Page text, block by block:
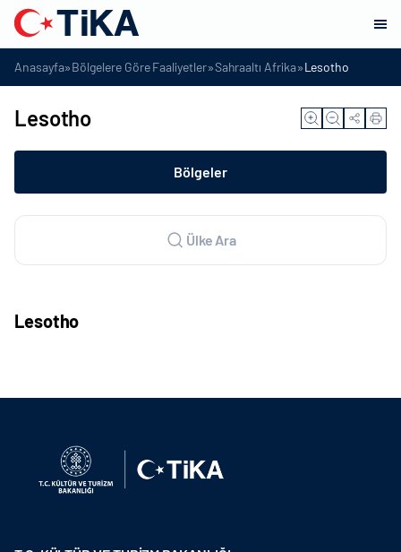
Anasayfa»Bölgelere Göre Faaliyetler»Sahraaltı Afrika»Lesotho
Lesotho
Bölgeler
Ülke Ara
Lesotho